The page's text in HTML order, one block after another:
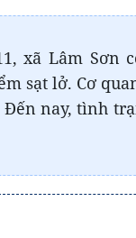
xã Lâm Sơn
sạt lở. Cơ
nay, tình